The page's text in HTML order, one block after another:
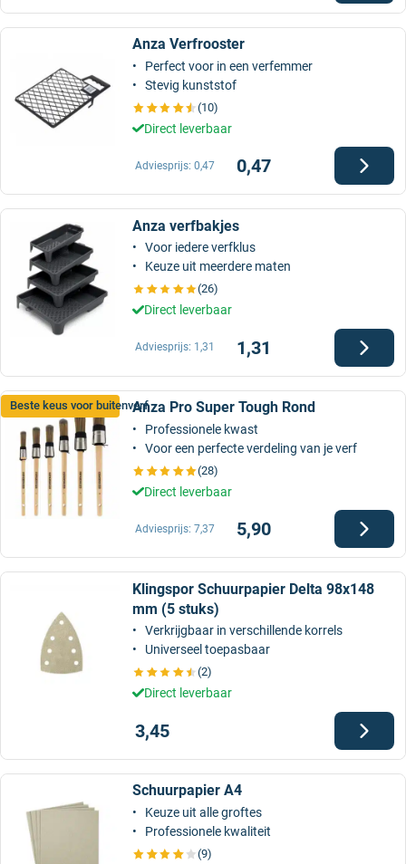
Anza Verfrooster
Perfect voor in een verfemmer
Stevig kunststof
(10)
Direct leverbaar
0,47
Adviesprijs: 0,47
Anza verfbakjes
Voor iedere verfklus
Keuze uit meerdere maten
(26)
Direct leverbaar
1,31
Adviesprijs: 1,31
Beste keus voor buitenverfAnza Pro Super Tough Rond
Professionele kwast
Voor een perfecte verdeling van je verf
(28)
Direct leverbaar
5,90
Adviesprijs: 7,37
Klingspor Schuurpapier Delta 98x148
mm (5 stuks)
Verkrijgbaar in verschillende korrels
Universeel toepasbaar
(2)
Direct leverbaar
3,45
Schuurpapier A4
Keuze uit alle groftes
Professionele kwaliteit
(9)